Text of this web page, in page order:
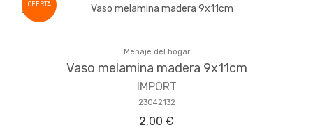
¡OFERTA!
Menaje del hogar
Vaso melamina madera 9x11cm
IMPORT
23042132
2,00 €